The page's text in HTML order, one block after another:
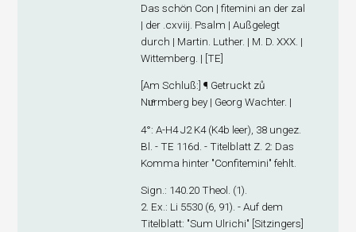
Das schön Con | fitemini an der zal
| der .cxviij. Psalm | Außgelegt
durch | Martin. Luther. | M. D. XXX. |
Wittemberg. | [TE]
[Am Schluß:] ¶ Getruckt zů
Nuͤrmberg bey | Georg Wachter. |
4°: A-H4J2 K4(K4b leer), 38 ungez.
Bl. - TE 116d. - Titelblatt Z. 2: Das
Komma hinter "Confitemini" fehlt.
Sign.: 140.20 Theol. (1).
2. Ex.: Li 5530 (6, 91). - Auf dem
Titelblatt: "Sum Ulrichi" [Sitzingers]